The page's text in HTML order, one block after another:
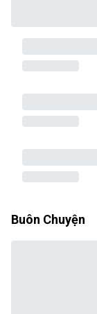
Buôn Chuyện